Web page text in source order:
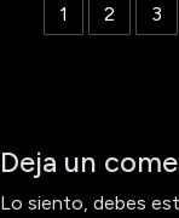
1 2 3
Deja un
Lo siento, debes